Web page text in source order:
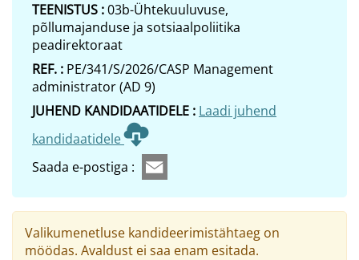
TEENISTUS :03b-Ühtekuuluvuse,
põllumajanduse ja sotsiaalpoliitika
peadirektoraat
REF. : PE/341/S/2026/CASP Management
administrator (AD 9)
JUHEND KANDIDAATIDELE : Laadi juhend
kandidaatidele
Saada e-postiga :
Valikumenetluse kandideerimistähtaeg on
möödas. Avaldust ei saa enam esitada.